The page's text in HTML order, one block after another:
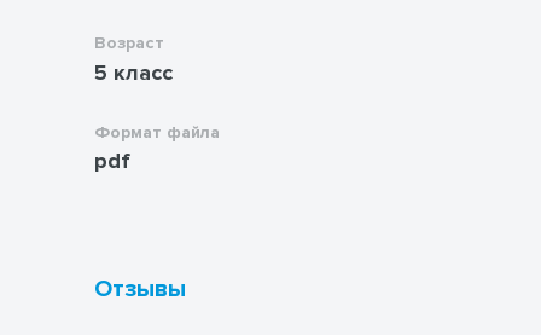
Возраст
5 класс
Формат файла
pdf
Отзывы